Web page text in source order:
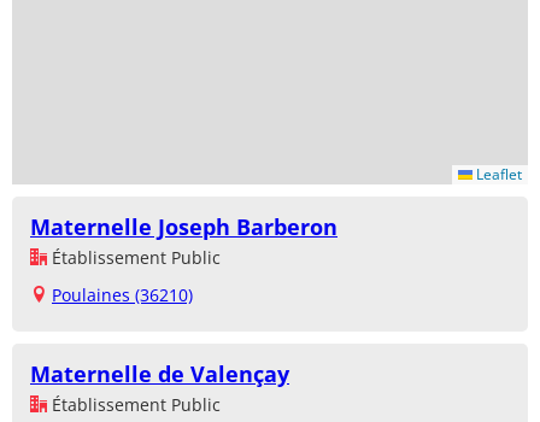
Leaflet
Maternelle Joseph Barberon
Établissement Public
Poulaines (36210)
Maternelle de Valençay
Établissement Public